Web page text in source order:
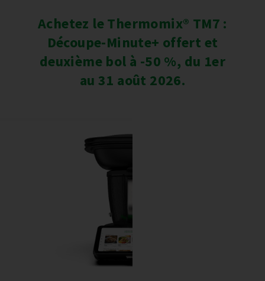
Achetez le Thermomix® TM7 :
Découpe-Minute+ offert et
deuxième bol à -50 %, du 1er
au 31 août 2026.